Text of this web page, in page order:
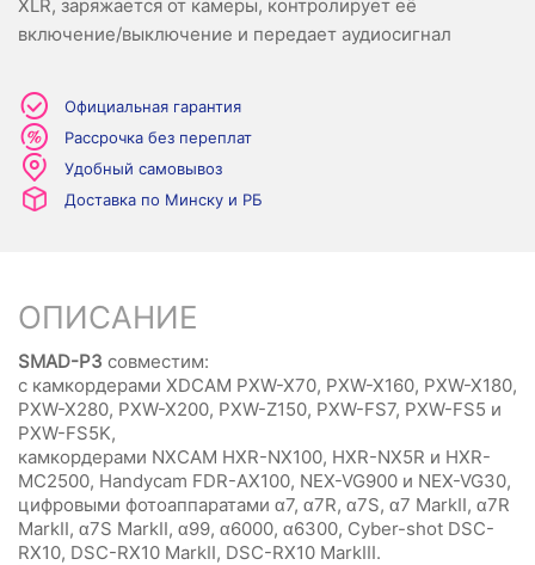
XLR, заряжается от камеры, контролирует её
включение/выключение и передает аудиосигнал
Официальная гарантия
Рассрочка без переплат
Удобный самовывоз
Доставка по Минску и РБ
ОПИСАНИЕ
SMAD-P3 совместим:
с камкордерами XDCAM PXW-X70, PXW-X160, PXW-X180,
PXW-X280, PXW-X200, PXW-Z150, PXW-FS7, PXW-FS5 и
PXW-FS5K,
камкордерами NXCAM HXR-NX100, HXR-NX5R и HXR-
MC2500, Handycam FDR-AX100, NEX-VG900 и NEX-VG30,
цифровыми фотоаппаратами α7, α7R, α7S, α7 MarkII, α7R
MarkII, α7S MarkII, α99, α6000, α6300, Cyber-shot DSC-
RX10, DSC-RX10 MarkII, DSC-RX10 MarkIII.